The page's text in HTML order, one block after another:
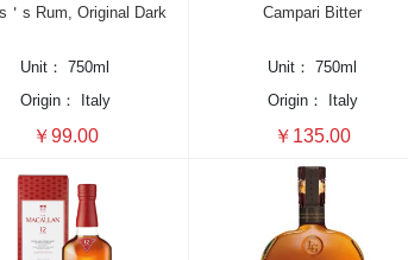
＇s Rum, Original Dark
Unit：
750ml
Origin：
Italy
￥99.00
Campari Bitter
Unit：
750ml
Origin：
Italy
￥135.00